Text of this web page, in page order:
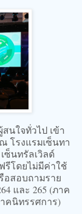
นใจทั่วไป เข้า
โรงแรมเซ็นทา
ซ็นทรัลเวิลด์
ฟรีโดยไม่มีค่าใช้
รือสอบถามราย
และ 265 (ภาค
าคนิทรรศการ)